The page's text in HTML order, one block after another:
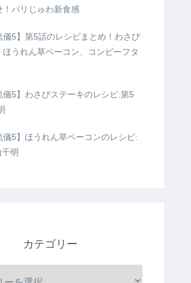
！パリじゅわ新食感
儀5】第5話のレシピまとめ！わさび
ほうれん草ベーコン、コンビーフタ
儀5】わさびステーキのレシピ:第5
儀5】ほうれん草ベーコンのレシピ:
明
カテゴリー